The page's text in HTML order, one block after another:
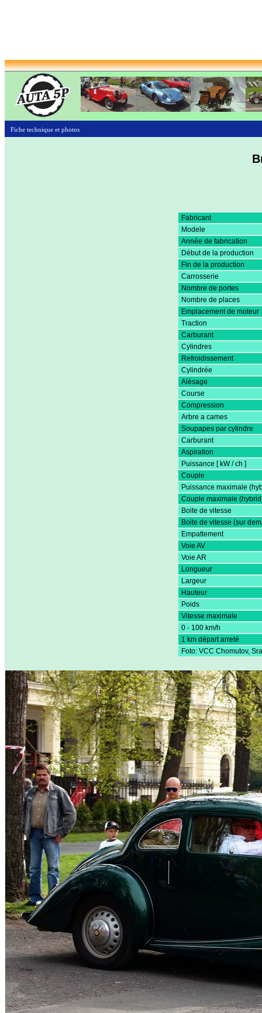
Fiche technique et photos
Fabricant
Modele
Année de fabrication
Début de la production
Fin de la production
Carrosserie
Nombre de portes
Nombre de places
Emplacement de moteur
Traction
Carburant
Cylindres
Refroidissement
Cylindrée
Alésage
Course
Compression
Arbre a cames
Soupapes par cylindre
Carburant
Aspiration
Puissance [ kW / ch ]
Couple
Puissance maximale
Couple maximale
Boite de vitesse
Boite de vitesse (sur
Empattement
Voie AV
Voie AR
Longueur
Largeur
Hauteur
Poids
Vitesse maximale
0 - 100 km/h
1 km départ arreté
Foto: VCC Chomutov,